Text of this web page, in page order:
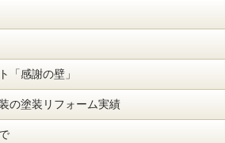
「感謝の壁」
の塗装リフォーム実績